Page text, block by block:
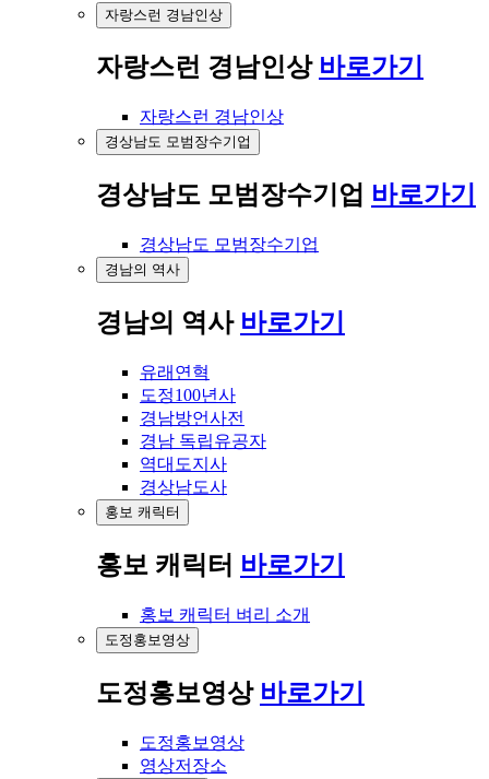
자랑스런 경남인상
자랑스런 경남인상 바로가기
자랑스런 경남인상
경상남도 모범장수기업
경상남도 모범장수기업 바로가기
경상남도 모범장수기업
경남의 역사
경남의 역사 바로가기
유래연혁
도정100년사
경남방언사전
경남 독립유공자
역대도지사
경상남도사
홍보 캐릭터
홍보 캐릭터 바로가기
홍보 캐릭터 벼리 소개
도정홍보영상
도정홍보영상 바로가기
도정홍보영상
영상저장소